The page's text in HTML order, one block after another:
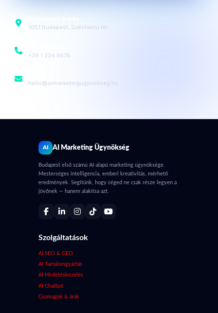
1051 Budapest, Széchenyi tér
+36 1 234 5678
hello@aimarketingugynokseg.hu
AI AI Marketing Ügynökség
Budapest első számú AI-alapú marketing ügynöksége.
Mesterséges intelligencia, emberi kreativitás, mérhető
eredmények. Segítünk, hogy céged ne csak része legyen a
jövőnek — hanem alakítsa azt.
Szolgáltatások
AI SEO & GEO
AI Tartalomgyártás
AI Hirdetéskezelés
AI Chatbot
Csomagok & árak